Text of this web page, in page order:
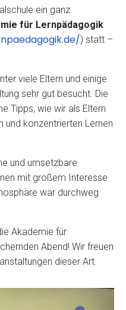
ein ganz
für Lernpädagogik
) statt –
viele Eltern und einige
sehr gut besucht. Die
Tipps, wie wir als Eltern
und konzentrierten Lernen
und umsetzbare
mit großem Interesse
war durchweg
Akademie für
Abend! Wir freuen
dieser Art.